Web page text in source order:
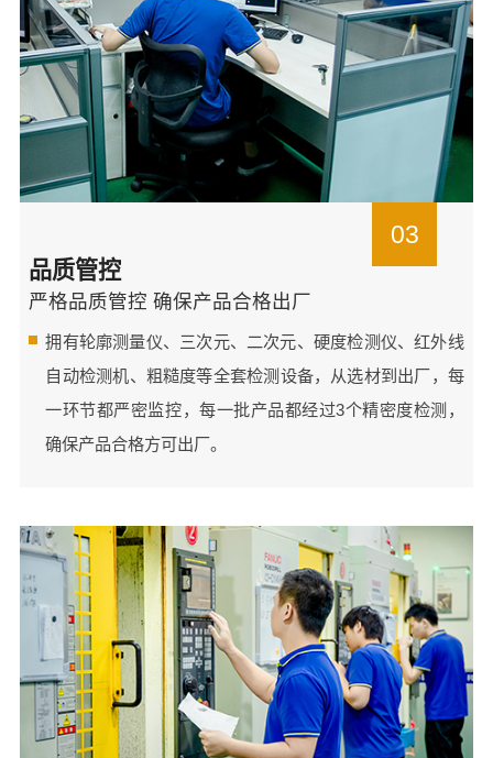
03
品质管控
严格品质管控 确保产品合格出厂
拥有轮廓测量仪、三次元、二次元、硬度检测仪、红外线
自动检测机、粗糙度等全套检测设备，从选材到出厂，每
一环节都严密监控，每一批产品都经过3个精密度检测，
确保产品合格方可出厂。